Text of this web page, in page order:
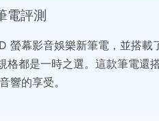
電評測
螢幕影音娛樂新筆電，並搭
格都是一時之選。這款筆電
響的享受。